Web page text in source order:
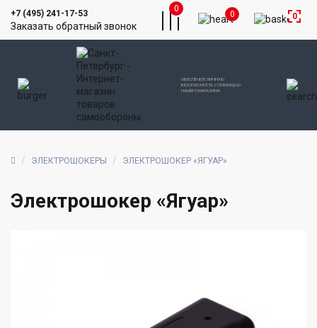
+7 (495) 241-17-53
Заказать обратный звонок
ОБЕСПЕЧЬТЕ ЛИЧНУЮ
БЕЗОПАСНОСТЬ С ПОМОЩЬЮ
НАШЕГО МАГАЗИНА
0
0 0
ЭЛЕКТРОШОКЕРЫ ЭЛЕКТРОШОКЕР «ЯГУАР»
Электрошокер «Ягуар»